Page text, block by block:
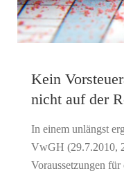
Kein
nicht auf der
In einem unlängst
VwGH (29.7.2010,
Voraussetzungen für